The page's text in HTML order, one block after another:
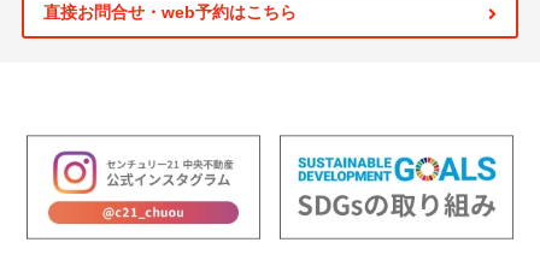
直接お問合せ・web予約はこちら